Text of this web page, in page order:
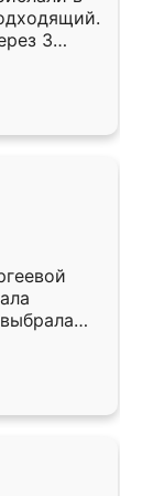
3
потом
с
осталась